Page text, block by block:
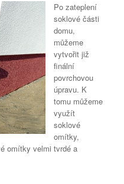
Po zateplení
soklové části
domu,
můžeme
vytvořit již
finální
povrchovou
úpravu. K
tomu můžeme
využít
soklové
omítky,
omítky velmi tvrdé a